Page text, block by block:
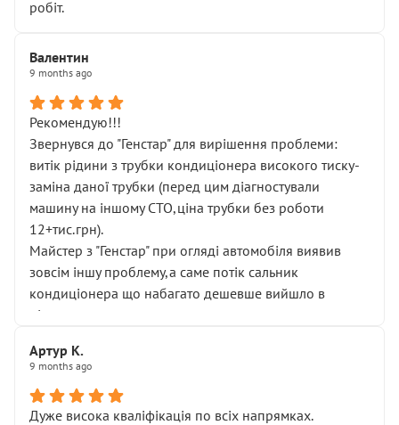
робіт.
Валентин
9 months ago
Рекомендую!!!
Звернувся до "Генстар" для вирішення проблеми:
витік рідини з трубки кондиціонера високого тиску-
заміна даної трубки (перед цим діагностували
машину на іншому СТО,ціна трубки без роботи
12+тис.грн).
Майстер з "Генстар" при огляді автомобіля виявив
зовсім іншу проблему,а саме потік сальник
кондиціонера що набагато дешевше вийшло в
підсумку.
Артур К.
9 months ago
Дуже висока кваліфікація по всіх напрямках.